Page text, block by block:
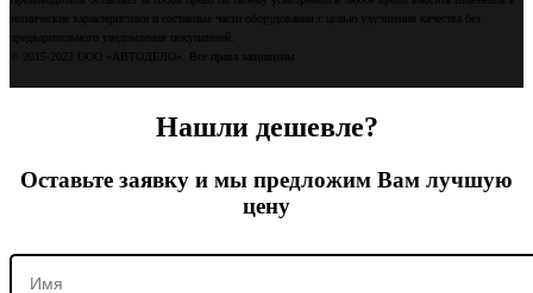
технические характеристики и составные части оборудования с целью улучшения качества без
предварительного уведомления покупателей.
© 2015-2022 ООО «АВТОДЕЛО». Все права защищены
Нашли дешевле?
Оставьте заявку и мы предложим Вам лучшую
цену